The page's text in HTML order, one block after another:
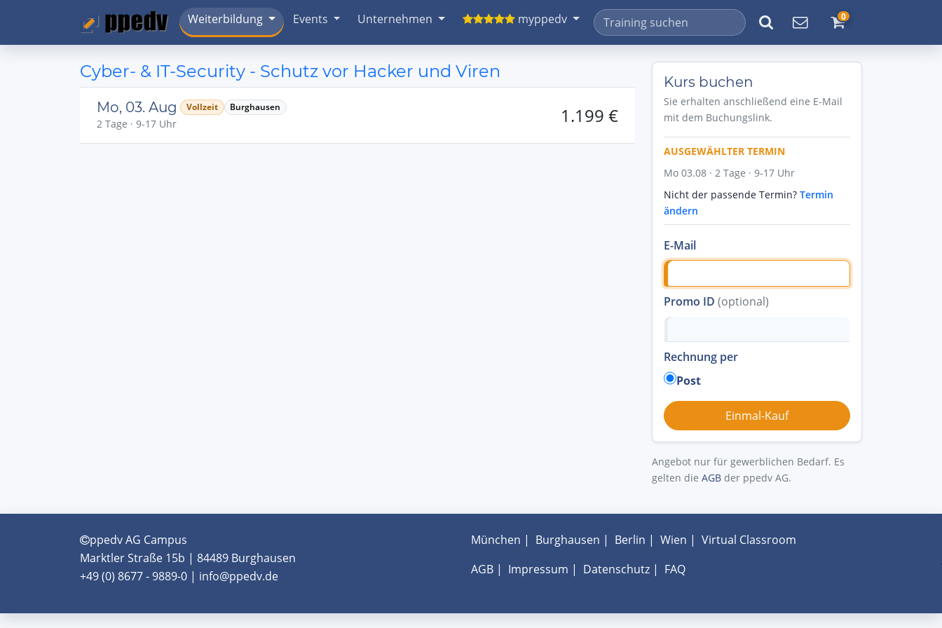
Weiterbildung Events Unternehmen myppedv 0
Cyber- & IT-Security - Schutz vor Hacker und Viren
Mo, 03. Aug Vollzeit Burghausen
2 Tage · 9-17 Uhr 1.199 €
Kurs buchen
Sie erhalten anschließend eine E-Mail
mit dem Buchungslink.
AUSGEWÄHLTER TERMIN
Mo 03.08 · 2 Tage · 9-17 Uhr
Nicht der passende Termin? Termin
ändern
E-Mail
Promo ID (optional)
Rechnung per
Post
Angebot nur für gewerblichen Bedarf. Es
gelten die AGB der ppedv AG.
ppedv AG Campus
Marktler Straße 15b | 84489 Burghausen
+49 (0) 8677 - 9889-0 | info@ppedv.de
München | Burghausen | Berlin | Wien | Virtual Classroom
AGB| Impressum | Datenschutz| FAQ